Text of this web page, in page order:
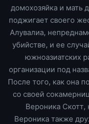
домохозяйка и мать
поджигает своего
Алувалиа,
убийстве, и ее
южноазиатских
организации под
После того, как она
со своей
Вероника Скотт,
Вероника также